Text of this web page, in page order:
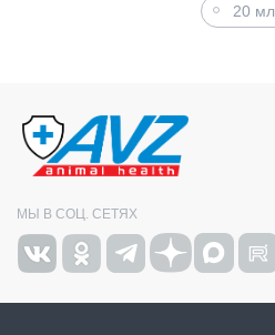
20 мл
МЫ В СОЦ. СЕТЯХ